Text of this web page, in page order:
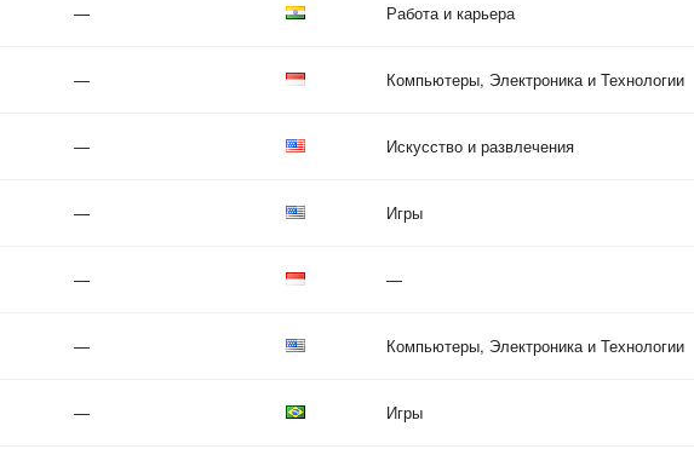
— Работа и карьера
— Компьютеры, Электроника и Технологии
— Искусство и развлечения
— Игры
— —
— Компьютеры, Электроника и Технологии
— Игры